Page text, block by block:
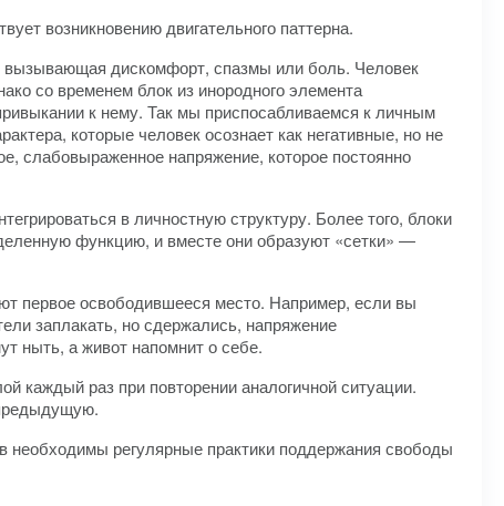
возникновению двигательного паттерна.
вызывающая дискомфорт, спазмы или боль. Человек
со временем блок из инородного элемента
к нему. Так мы приспосабливаемся к личным
которые человек осознает как негативные, но не
слабовыраженное напряжение, которое постоянно
в личностную структуру. Более того, блоки
функцию, и вместе они образуют «сетки» —
первое освободившееся место. Например, если вы
заплакать, но сдержались, напряжение
ныть, а живот напомнит о себе.
каждый раз при повторении аналогичной ситуации.
регулярные практики поддержания свободы